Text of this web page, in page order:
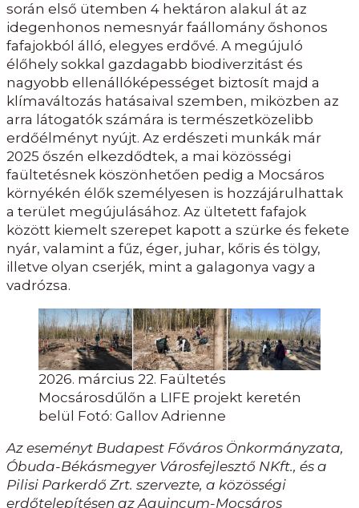
során első ütemben 4 hektáron alakul át az
idegenhonos nemesnyár faállomány őshonos
fafajokból álló, elegyes erdővé. A megújuló
élőhely sokkal gazdagabb biodiverzitást és
nagyobb ellenállóképességet biztosít majd a
klímaváltozás hatásaival szemben, miközben az
arra látogatók számára is természetközelibb
erdőélményt nyújt. Az erdészeti munkák már
2025 őszén elkezdődtek, a mai közösségi
faültetésnek köszönhetően pedig a Mocsáros
környékén élők személyesen is hozzájárulhattak
a terület megújulásához. Az ültetett fafajok
között kiemelt szerepet kapott a szürke és fekete
nyár, valamint a fűz, éger, juhar, kőris és tölgy,
illetve olyan cserjék, mint a galagonya vagy a
vadrózsa.
2026. március 22. Faültetés
Mocsárosdűlőn a LIFE projekt keretén
belül Fotó: Gallov Adrienne
Az eseményt Budapest Főváros Önkormányzata,
Óbuda-Békásmegyer Városfejlesztő NKft., és a
Pilisi Parkerdő Zrt. szervezte, a közösségi
erdőtelepítésen az Aquincum-Mocsáros